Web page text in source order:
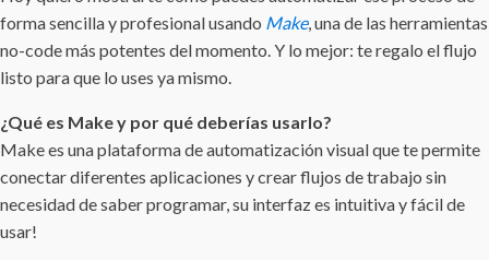
forma sencilla y profesional usando Make, una de las herramientas
no-code más potentes del momento. Y lo mejor: te regalo el flujo
listo para que lo uses ya mismo.
¿Qué es Make y por qué deberías usarlo?
Make es una plataforma de automatización visual que te permite
conectar diferentes aplicaciones y crear flujos de trabajo sin
necesidad de saber programar, su interfaz es intuitiva y fácil de
usar!